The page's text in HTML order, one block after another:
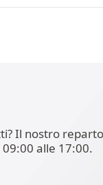
Il nostro
alle 17:00.